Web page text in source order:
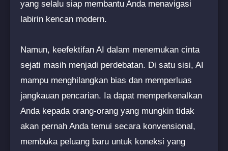
yang selalu siap membantu Anda menavigasi
labirin kencan modern.
Namun, keefektifan AI dalam menemukan cinta
sejati masih menjadi perdebatan. Di satu sisi, AI
mampu menghilangkan bias dan memperluas
jangkauan pencarian. Ia dapat memperkenalkan
Anda kepada orang-orang yang mungkin tidak
akan pernah Anda temui secara konvensional,
membuka peluang baru untuk koneksi yang